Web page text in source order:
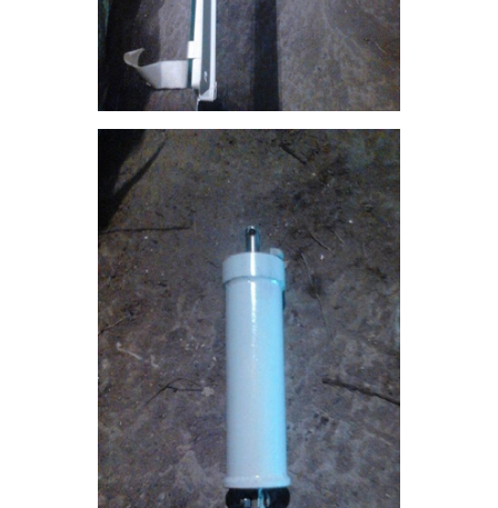
Алексеевич2
experienced